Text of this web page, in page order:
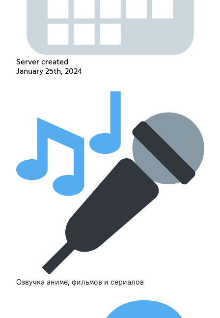
Server created
January 25th, 2024
Озвучка аниме, фильмов и сериалов